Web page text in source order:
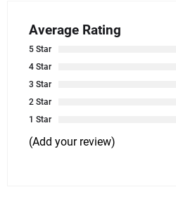
Average Rating
5 Star
4 Star
3 Star
2 Star
1 Star
(Add your review)